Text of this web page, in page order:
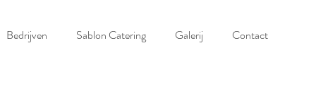
Bedrijven Sablon Catering Galerij Contact